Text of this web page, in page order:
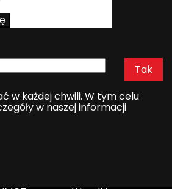
w każdej chwili. W tym celu
w naszej informacji